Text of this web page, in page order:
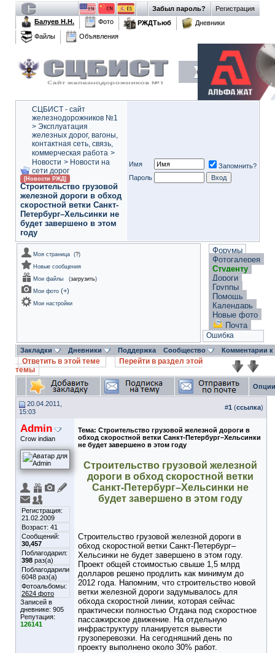
Регистрация
Забыл пароль?
Балуев Н.Н.
Фото РЖДТьюб
Дневники
Файлы
Объявления
СЦБИСТ - сайт
железнодорожников №1
> Эксплуатация
железных дорог, вагоны,
контактная сеть, связь,
коммерческая работа >
Новости > Новости на
сети дорог
[Новости РЖД]
Строительство грузовой
железной дороги в обход
скоростной ветки Санкт-
Петербург–Хельсинки не
будет завершено в этом
году
Имя
Запомнить?
Пароль
Моя страница (?)
Новые сообщения
Мои файлы
(загрузить)
Мои фото (+)
Мои настройки
Форумы
Фотогалерея
Студенту
Дороги
Группы
Помощь
Календарь
Новые фото
Почта
Ошибка
Закладки Дневники Поддержка Сообщество Комментарии
Ответить в этой теме
Перейти в раздел этой
темы
20.04.2011,
15:03
#1 (ссылка)
Admin
Crow indian
Регистрация:
21.02.2009
Возраст: 41
Сообщений:
30,457
Поблагодарил:
398 раз(а)
Поблагодарили
6048 раз(а)
Фотоальбомы:
2624 фото
Записей в
дневнике: 905
Репутация:
126141
Тема: Строительство грузовой железной дороги в
обход скоростной ветки Санкт-Петербург–Хельсинки
не будет завершено в этом году
Строительство грузовой железной
дороги в обход скоростной ветки
Санкт-Петербург–Хельсинки не
будет завершено в этом году
Строительство грузовой железной дороги в
обход скоростной ветки Санкт-Петербург–
Хельсинки не будет завершено в этом году.
Проект общей стоимостью свыше 1,5 млрд
долларов решено продлить как минимум до
2012 года. Напомним, что строительство новой
ветки железной дороги задумывалось для
обхода скоростной линии, которая сейчас
практически полностью Отдана под скоростное
пассажирское движение. На отдельную
инфраструктуру планируется вывести
грузоперевозки. На сегодняшний день по
проекту выполнено около 30% работ.